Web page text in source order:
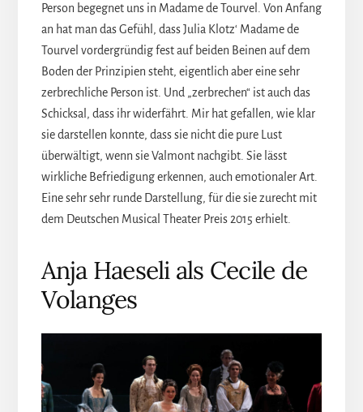
Person begegnet uns in Madame de Tourvel. Von Anfang
an hat man das Gefühl, dass Julia Klotz‘ Madame de
Tourvel vordergründig fest auf beiden Beinen auf dem
Boden der Prinzipien steht, eigentlich aber eine sehr
zerbrechliche Person ist. Und „zerbrechen“ ist auch das
Schicksal, dass ihr widerfährt. Mir hat gefallen, wie klar
sie darstellen konnte, dass sie nicht die pure Lust
überwältigt, wenn sie Valmont nachgibt. Sie lässt
wirkliche Befriedigung erkennen, auch emotionaler Art.
Eine sehr sehr runde Darstellung, für die sie zurecht mit
dem Deutschen Musical Theater Preis 2015 erhielt.
Anja Haeseli als Cecile de
Volanges